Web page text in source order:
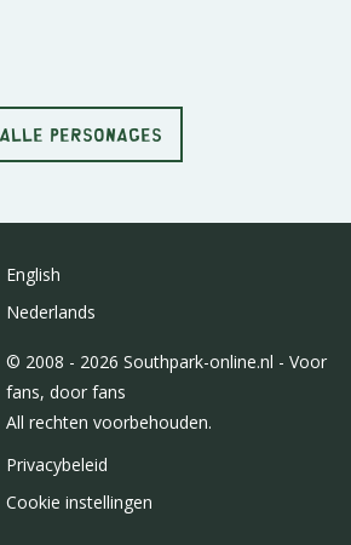
ALLE PERSONAGES
English
Nederlands
© 2008 - 2026 Southpark-online.nl - Voor
fans, door fans
All rechten voorbehouden.
Privacybeleid
Cookie instellingen